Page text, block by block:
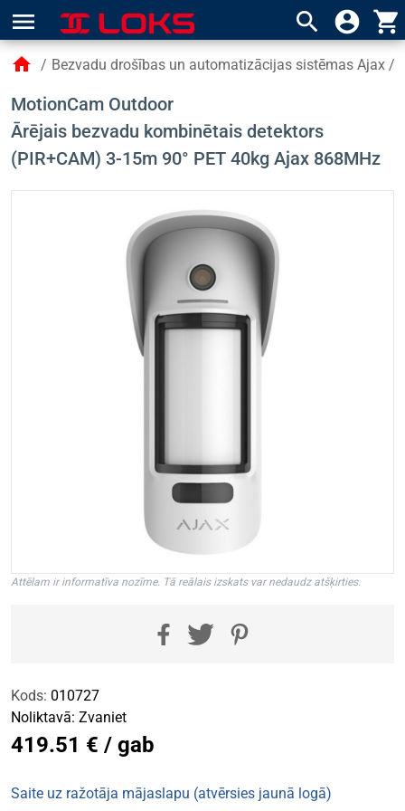
menu search account_circle shopping_cart
home / Bezvadu drošības un automatizācijas sistēmas Ajax /
MotionCam Outdoor
Ārējais bezvadu kombinētais detektors
(PIR+CAM) 3-15m 90° PET 40kg Ajax 868MHz
Attēlam ir informatīva nozīme. Tā reālais izskats var nedaudz atšķirties.
Kods: 010727
Noliktavā: Zvaniet
419.51 € / gab
Saite uz ražotāja mājaslapu (atvērsies jaunā logā)